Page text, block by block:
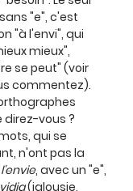
"e", c'est
"à l'envi", qui
mieux",
se peut" (voir
commentez).
vous ?
qui se
n'ont pas la
l'envie, avec un "e",
(jalousie,